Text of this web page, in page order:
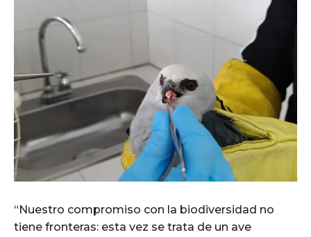
“Nuestro compromiso con la biodiversidad no
tiene fronteras: esta vez se trata de un ave